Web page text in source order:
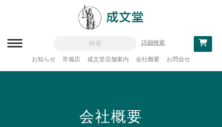
お知らせ 常備店 成文堂店舗案内 会社概要 お問合せ
詳細検索
会社概要